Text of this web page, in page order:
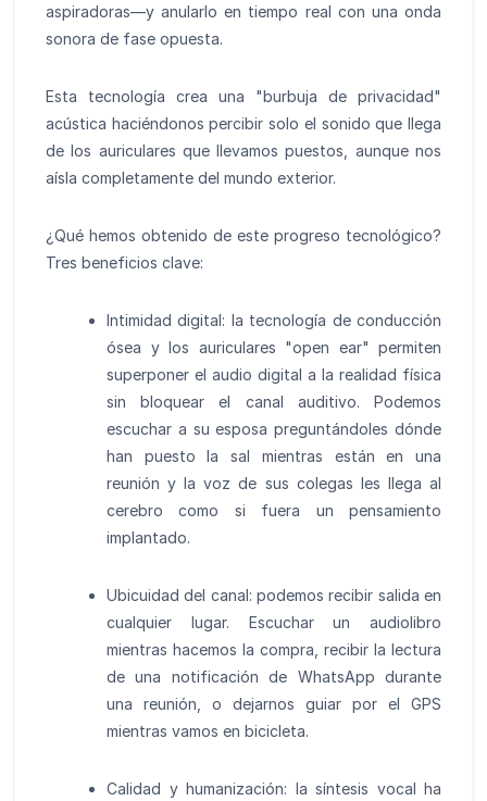
aspiradoras—y anularlo en tiempo real con una onda
sonora de fase opuesta.
Esta tecnología crea una "burbuja de privacidad"
acústica haciéndonos percibir solo el sonido que llega
de los auriculares que llevamos puestos, aunque nos
aísla completamente del mundo exterior.
¿Qué hemos obtenido de este progreso tecnológico?
Tres beneficios clave:
Intimidad digital: la tecnología de conducción
ósea y los auriculares "open ear" permiten
superponer el audio digital a la realidad física
sin bloquear el canal auditivo. Podemos
escuchar a su esposa preguntándoles dónde
han puesto la sal mientras están en una
reunión y la voz de sus colegas les llega al
cerebro como si fuera un pensamiento
implantado.
Ubicuidad del canal: podemos recibir salida en
cualquier lugar. Escuchar un audiolibro
mientras hacemos la compra, recibir la lectura
de una notificación de WhatsApp durante
una reunión, o dejarnos guiar por el GPS
mientras vamos en bicicleta.
Calidad y humanización: la síntesis vocal ha